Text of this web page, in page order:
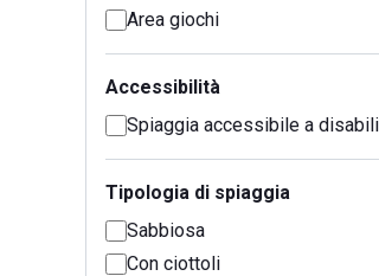
Area giochi
Accessibilità
Spiaggia accessibile a disabili
Tipologia di spiaggia
Sabbiosa
Con ciottoli